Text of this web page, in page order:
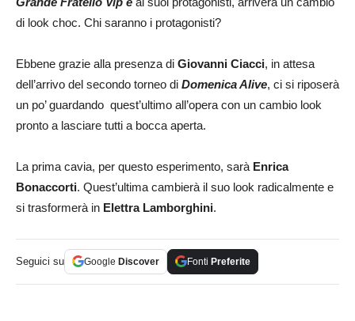
di look choc. Chi saranno i protagonisti?
Ebbene grazie alla presenza di Giovanni Ciacci, in attesa
dell’arrivo del secondo torneo di Domenica Alive, ci si riposerà
un po’ guardando quest’ultimo all’opera con un cambio look
pronto a lasciare tutti a bocca aperta.
La prima cavia, per questo esperimento, sarà Enrica
Bonaccorti. Quest’ultima cambierà il suo look radicalmente e
si trasformerà in Elettra Lamborghini.
Seguici su Google Discover Fonti Preferite